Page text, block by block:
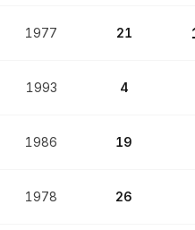
1977 21
1993 4
1986 19
1978 26